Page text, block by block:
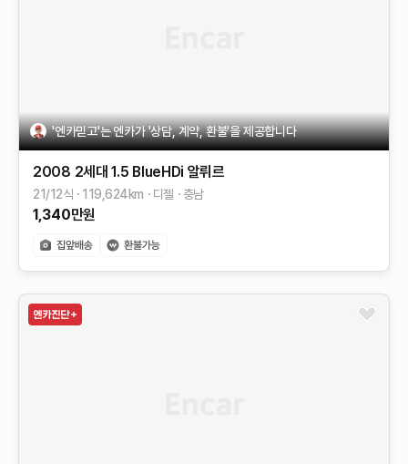
'엔카믿고'는 엔카가 '상담, 계약, 환불'을 제공합니다
2008 2세대 1.5 BlueHDi 알뤼르
21/12식 119,624km 디젤 충남
1,340만원